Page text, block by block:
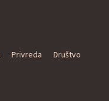
Privreda
Društvo